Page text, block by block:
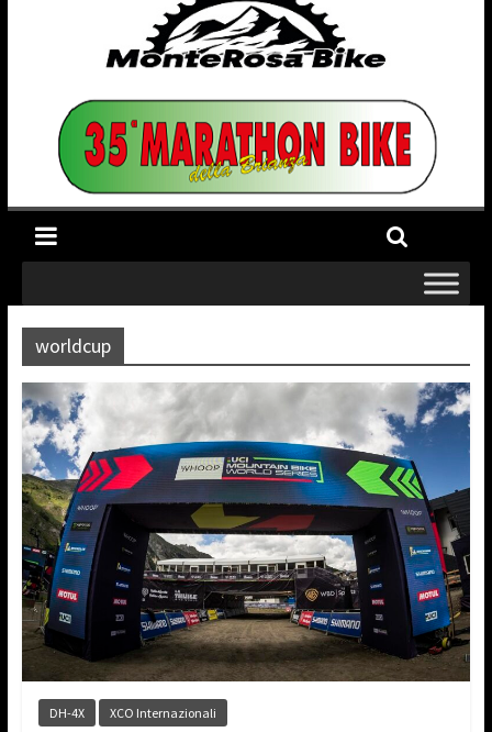
worldcup
DH-4X XCO Internazionali